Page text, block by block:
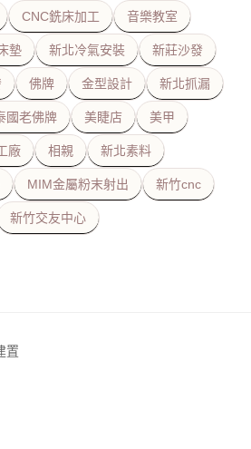
CNC銑床加工 音樂教室
墊 新北冷氣安裝 新莊沙發
佛牌 金型設計 新北抓漏
國老佛牌 美睫店 美甲
廠 相親 新北素料
MIM金屬粉末射出 新竹cnc
新竹交友中心
置